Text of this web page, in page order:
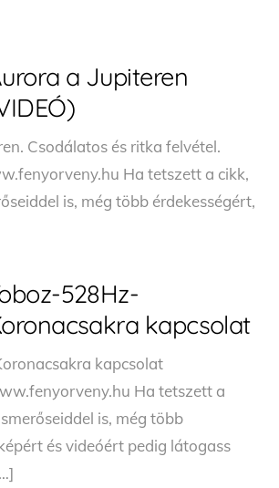
a Jupiteren
Csodálatos és ritka felvétel.
Ha tetszett a cikk,
is, még több érdekességért,
528Hz-
kapcsolat
kapcsolat
Ha tetszett a
is, még több
és videóért pedig látogass